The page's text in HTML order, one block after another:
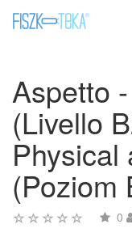
Aspetto
(Livello
Physical
(Poziom
0